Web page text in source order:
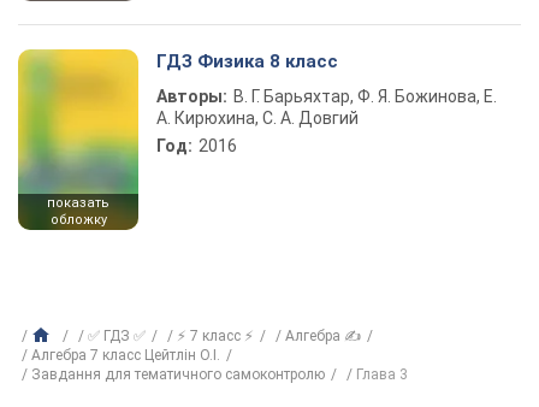
показать
обложку
ГДЗ Физика 8 класс
Авторы: В. Г. Барьяхтар, Ф. Я. Божинова, Е.
А. Кирюхина, С. А. Довгий
Год: 2016
✅ ГДЗ ✅ ⚡ 7 класс ⚡
Алгебра ✍
Алгебра 7 класс Цейтлiн О.I.
Завдання для тематичного самоконтролю
Глава 3